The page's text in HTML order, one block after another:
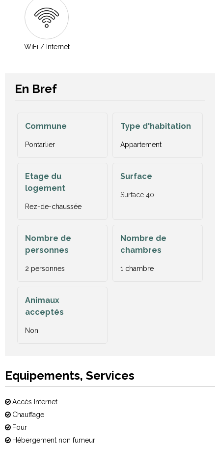
WiFi / Internet
En Bref
Commune
Pontarlier
Type d'habitation
Appartement
Etage du
logement
Rez-de-chaussée
Surface
Surface 40
Nombre de
personnes
2 personnes
Nombre de
chambres
1 chambre
Animaux
acceptés
Non
Equipements, Services
Accès Internet
Chauffage
Four
Hébergement non fumeur